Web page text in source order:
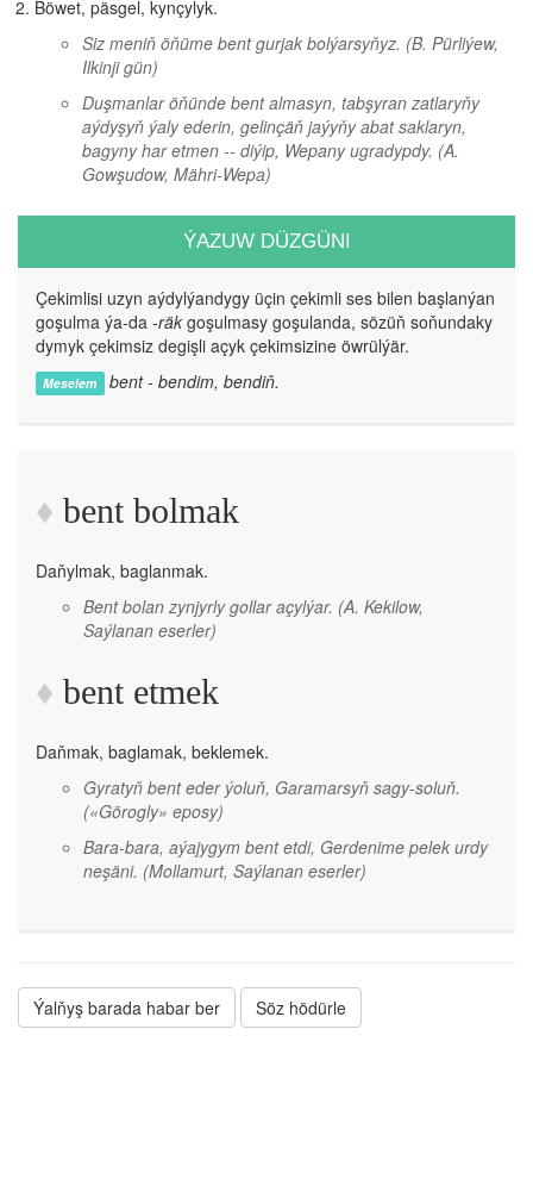
Böwet, päsgel, kynçylyk.
Siz meniň öňüme bent gurjak bolýarsyňyz. (B. Pürliýew,
Ilkinji gün)
Duşmanlar öňünde bent almasyn, tabşyran zatlaryňy
aýdyşyň ýaly ederin, gelinçäň jaýyňy abat saklaryn,
bagyny har etmen -- diýip, Wepany ugradypdy. (A.
Gowşudow, Mähri-Wepa)
ÝAZUW DÜZGÜNI
Çekimlisi uzyn aýdylýandygy üçin çekimli ses bilen başlanýan
goşulma ýa-da -räk goşulmasy goşulanda, sözüň soňundaky
dymyk çekimsiz degişli açyk çekimsizine öwrülýär.
Meselem bent - bendim, bendiň.
bent bolmak
Daňylmak, baglanmak.
Bent bolan zynjyrly gollar açylýar. (A. Kekilow,
Saýlanan eserler)
bent etmek
Daňmak, baglamak, beklemek.
Gyratyň bent eder ýoluň, Garamarsyň sagy-soluň.
(«Görogly» eposy)
Bara-bara, aýajygym bent etdi, Gerdenime pelek urdy
neşäni. (Mollamurt, Saýlanan eserler)
Ýalňyş barada habar ber Söz hödürle